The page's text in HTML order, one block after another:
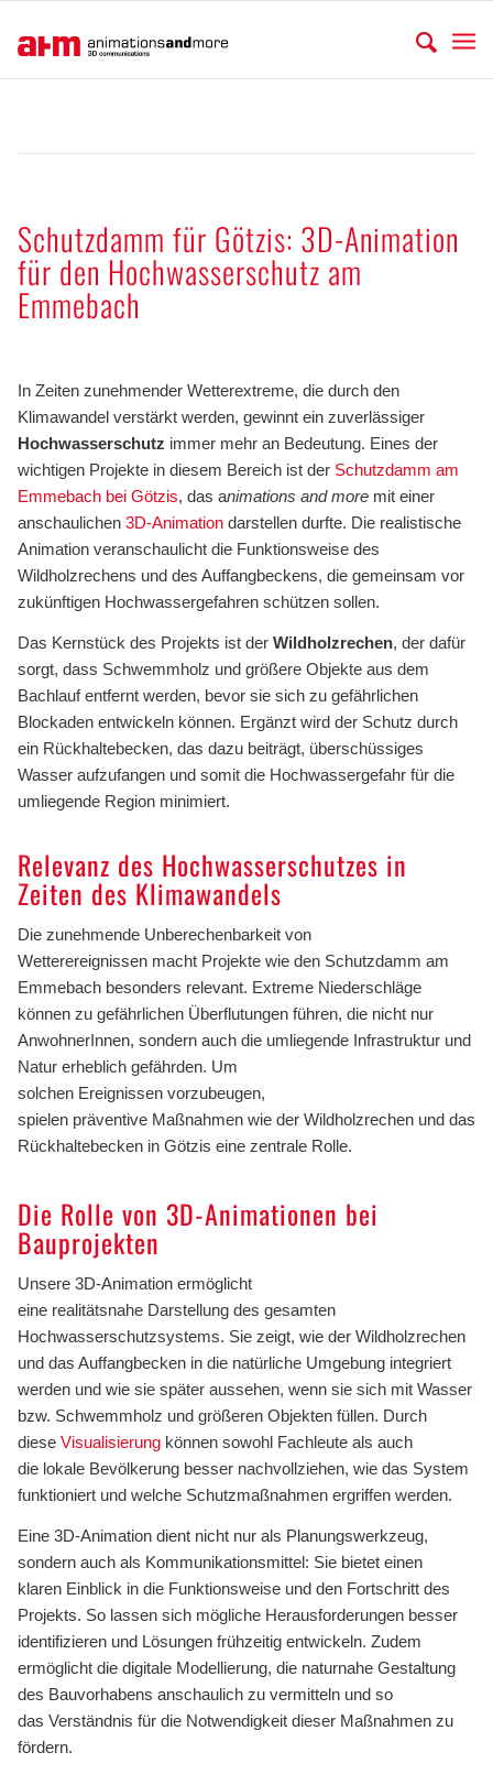
Schutzdamm für Götzis: 3D-Animation
für den Hochwasserschutz am
Emmebach
In Zeiten zunehmender Wetterextreme, die durch den
Klimawandel verstärkt werden, gewinnt ein zuverlässiger
Hochwasserschutz immer mehr an Bedeutung. Eines der
wichtigen Projekte in diesem Bereich ist der Schutzdamm am
Emmebach bei Götzis, das animations and moremit einer
anschaulichen 3D-Animationdarstellen durfte. Die realistische
Animation veranschaulicht die Funktionsweise des
Wildholzrechens und des Auffangbeckens, die gemeinsam vor
zukünftigen Hochwassergefahren schützen sollen.
Das Kernstück des Projekts ist der Wildholzrechen, der dafür
sorgt, dass Schwemmholz und größere Objekte aus dem
Bachlauf entfernt werden, bevor sie sich zu gefährlichen
Blockaden entwickeln können. Ergänzt wird der Schutz durch
ein Rückhaltebecken, das dazu beiträgt, überschüssiges
Wasser aufzufangen und somit die Hochwassergefahr für die
umliegende Region minimiert.
Relevanz des Hochwasserschutzes in
Zeiten des Klimawandels
Die zunehmende Unberechenbarkeit von
Wetterereignissen macht Projekte wie den Schutzdamm am
Emmebach besonders relevant. Extreme Niederschläge
können zu gefährlichen Überflutungen führen, die nicht nur
AnwohnerInnen, sondern auch die umliegende Infrastruktur und
Natur erheblich gefährden. Um
solchen Ereignissen vorzubeugen,
spielen präventive Maßnahmen wie der Wildholzrechen und das
Rückhaltebecken in Götzis eine zentrale Rolle.
Die Rolle von 3D-Animationen bei
Bauprojekten
Unsere 3D-Animation ermöglicht
eine realitätsnahe Darstellung des gesamten
Hochwasserschutzsystems. Sie zeigt, wie der Wildholzrechen
und das Auffangbecken in die natürliche Umgebung integriert
werden und wie sie später aussehen, wenn sie sich mit Wasser
bzw. Schwemmholz und größeren Objekten füllen. Durch
diese Visualisierungkönnen sowohl Fachleute als auch
die lokale Bevölkerung besser nachvollziehen, wie das System
funktioniert und welche Schutzmaßnahmen ergriffen werden.
Eine 3D-Animation dient nicht nur als Planungswerkzeug,
sondern auch als Kommunikationsmittel: Sie bietet einen
klaren Einblick in die Funktionsweise und den Fortschritt des
Projekts. So lassen sich mögliche Herausforderungen besser
identifizieren und Lösungen frühzeitig entwickeln. Zudem
ermöglicht die digitale Modellierung, die naturnahe Gestaltung
des Bauvorhabens anschaulich zu vermitteln und so
das Verständnis für die Notwendigkeit dieser Maßnahmen zu
fördern.